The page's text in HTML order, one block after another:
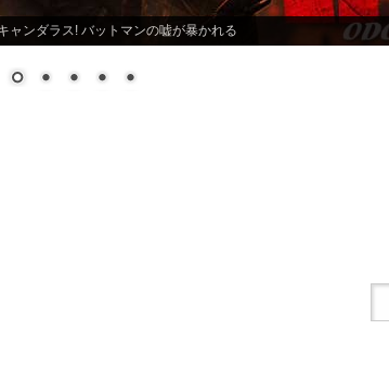
ャンダラス! バットマンの嘘が暴かれる